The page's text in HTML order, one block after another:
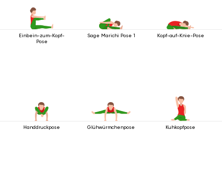
Einbein-zum-Kopf-
Pose
Sage Marichi Pose 1 Kopf-auf-Knie-Pose
Handdruckpose Glühwürmchenpose Kuhkopfpose